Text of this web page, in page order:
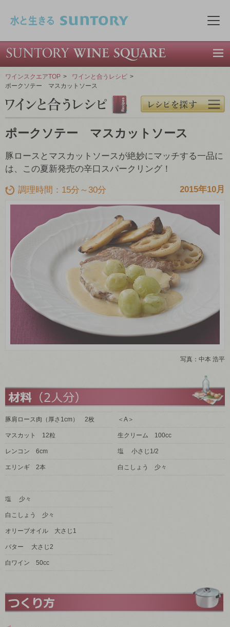
メ
ワインスクエアTOP > ワインと合うレシピ >
ポークソテー マスカットソース
ポークソテー マスカットソース
豚ロースとマスカットソースが絶妙にマッチする一品に
は、この夏新発売の辛口スパークリング！
調理時間：15分～30分 2015年10月
写真：中本 浩平
豚肩ロース肉（厚さ1cm） 2枚
マスカット 12粒
レンコン 6cm
エリンギ 2本
塩 少々
白こしょう 少々
オリーブオイル 大さじ1
バター 大さじ2
白ワイン 50cc
＜A＞
生クリーム 100cc
塩 小さじ1/2
白こしょう 少々